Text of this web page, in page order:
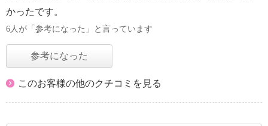
かったです。
6人が「参考になった」と言っています
参考になった
このお客様の他のクチコミを見る